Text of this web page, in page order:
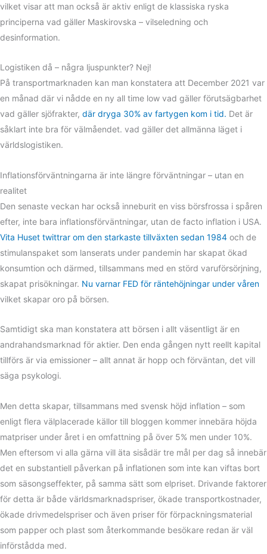
vilket visar att man också är aktiv enligt de klassiska ryska
principerna vad gäller Maskirovska – vilseledning och
desinformation.
Logistiken då – några ljuspunkter? Nej!
På transportmarknaden kan man konstatera att December 2021 var
en månad där vi nådde en ny all time low vad gäller förutsägbarhet
vad gäller sjöfrakter, där dryga 30% av fartygen kom i tid. Det är
såklart inte bra för välmåendet. vad gäller det allmänna läget i
världslogistiken.
Inflationsförväntningarna är inte längre förväntningar – utan en
realitet
Den senaste veckan har också inneburit en viss börsfrossa i spåren
efter, inte bara inflationsförväntningar, utan de facto inflation i USA.
Vita Huset twittrar om den starkaste tillväxten sedan 1984 och de
stimulanspaket som lanserats under pandemin har skapat ökad
konsumtion och därmed, tillsammans med en störd varuförsörjning,
skapat prisökningar. Nu varnar FED för räntehöjningar under våren
vilket skapar oro på börsen.
Samtidigt ska man konstatera att börsen i allt väsentligt är en
andrahandsmarknad för aktier. Den enda gången nytt reellt kapital
tillförs är via emissioner – allt annat är hopp och förväntan, det vill
säga psykologi.
Men detta skapar, tillsammans med svensk höjd inflation – som
enligt flera välplacerade källor till bloggen kommer innebära höjda
matpriser under året i en omfattning på över 5% men under 10%.
Men eftersom vi alla gärna vill äta sisådär tre mål per dag så innebär
det en substantiell påverkan på inflationen som inte kan viftas bort
som säsongseffekter, på samma sätt som elpriset. Drivande faktorer
för detta är både världsmarknadspriser, ökade transportkostnader,
ökade drivmedelspriser och även priser för förpackningsmaterial
som papper och plast som återkommande besökare redan är väl
införstådda med.